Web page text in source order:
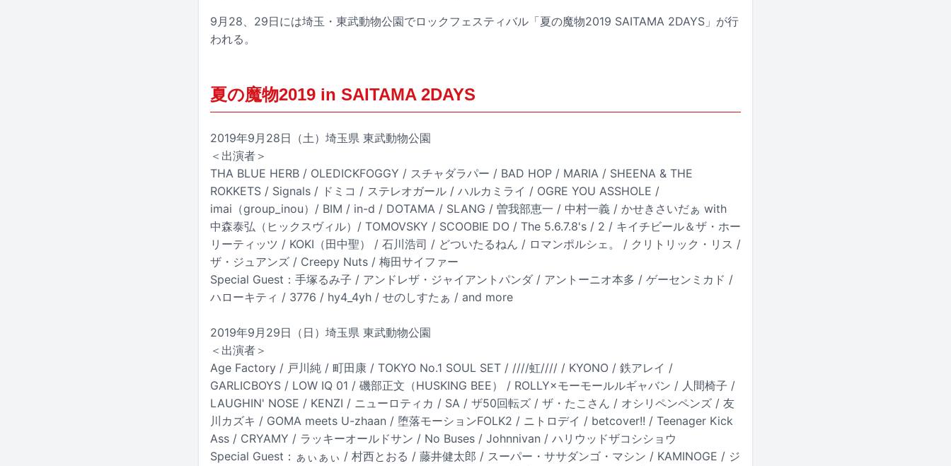
9月28、29日には埼玉・東武動物公園でロックフェスティバル「夏の魔物2019 SAITAMA 2DAYS」が行
われる。
夏の魔物2019 in SAITAMA 2DAYS
2019年9月28日（土）埼玉県 東武動物公園
＜出演者＞
THA BLUE HERB / OLEDICKFOGGY / スチャダラパー / BAD HOP / MARIA / SHEENA & THE
ROKKETS / Signals / ドミコ / ステレオガール / ハルカミライ / OGRE YOU ASSHOLE /
imai（group_inou）/ BIM / in-d / DOTAMA / SLANG / 曽我部恵一 / 中村一義 / かせきさいだぁ with
中森泰弘（ヒックスヴィル）/ TOMOVSKY / SCOOBIE DO / The 5.6.7.8's / 2 / キイチビール＆ザ・ホー
リーティッツ / KOKI（田中聖） / 石川浩司 / どついたるねん / ロマンポルシェ。 / クリトリック・リス /
ザ・ジュアンズ / Creepy Nuts / 梅田サイファー
Special Guest：手塚るみ子 / アンドレザ・ジャイアントパンダ / アントーニオ本多 / ゲーセンミカド /
ハローキティ / 3776 / hy4_4yh / せのしすたぁ / and more
2019年9月29日（日）埼玉県 東武動物公園
＜出演者＞
Age Factory / 戸川純 / 町田康 / TOKYO No.1 SOUL SET / ////虹//// / KYONO / 鉄アレイ /
GARLICBOYS / LOW IQ 01 / 磯部正文（HUSKING BEE） / ROLLY×モーモールルギャバン / 人間椅子 /
LAUGHIN' NOSE / KENZI / ニューロティカ / SA / ザ50回転ズ / ザ・たこさん / オシリペンペンズ / 友
川カズキ / GOMA meets U-zhaan / 堕落モーションFOLK2 / ニトロデイ / betcover!! / Teenager Kick
Ass / CRYAMY / ラッキーオールドサン / No Buses / Johnnivan / ハリウッドザコシショウ
Special Guest：ぁぃぁぃ / 村西とおる / 藤井健太郎 / スーパー・ササダンゴ・マシン / KAMINOGE / ジ